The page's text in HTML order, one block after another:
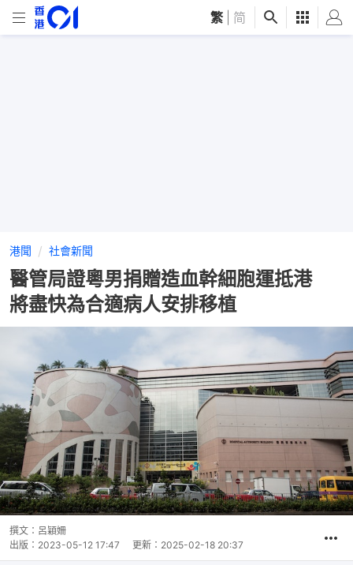
繁 简
港聞 社會新聞
醫管局證粵男捐贈造血幹細胞運抵港
將盡快為合適病人安排移植
撰文： 呂穎姍
出版： 2023-05-12 17:47 更新： 2025-02-18 20:37